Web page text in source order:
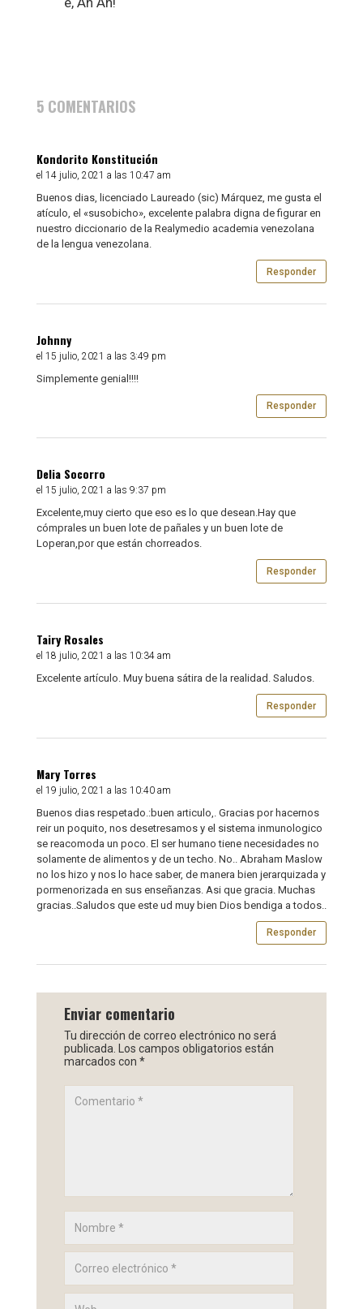
5 COMENTARIOS
Kondorito Konstitución
el 14 julio, 2021 a las 10:47 am
Buenos dias, licenciado Laureado (sic) Márquez, me gusta el
atículo, el «susobicho», excelente palabra digna de figurar en
nuestro diccionario de la Realymedio academia venezolana
de la lengua venezolana.
Responder
Johnny
el 15 julio, 2021 a las 3:49 pm
Simplemente genial!!!!
Responder
Delia Socorro
el 15 julio, 2021 a las 9:37 pm
Excelente,muy cierto que eso es lo que desean.Hay que
cómprales un buen lote de pañales y un buen lote de
Loperan,por que están chorreados.
Responder
Tairy Rosales
el 18 julio, 2021 a las 10:34 am
Excelente artículo. Muy buena sátira de la realidad. Saludos.
Responder
Mary Torres
el 19 julio, 2021 a las 10:40 am
Buenos dias respetado.:buen articulo,. Gracias por hacernos
reir un poquito, nos desetresamos y el sistema inmunologico
se reacomoda un poco. El ser humano tiene necesidades no
solamente de alimentos y de un techo. No.. Abraham Maslow
no los hizo y nos lo hace saber, de manera bien jerarquizada y
pormenorizada en sus enseñanzas. Asi que gracia. Muchas
gracias..Saludos que este ud muy bien Dios bendiga a todos..
Responder
Enviar comentario
Tu dirección de correo electrónico no será
publicada. Los campos obligatorios están
marcados con *